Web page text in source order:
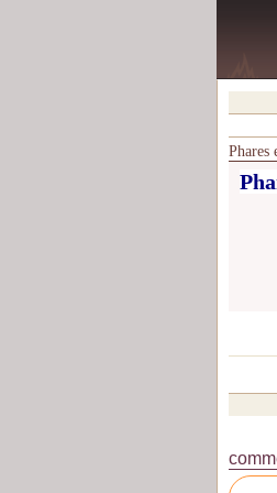
Phares